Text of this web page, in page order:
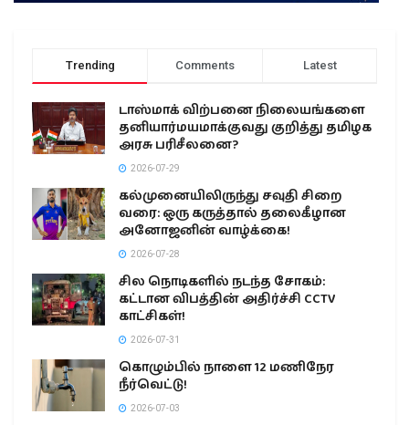
Trending Comments Latest
டாஸ்மாக் விற்பனை நிலையங்களை
தனியார்மயமாக்குவது குறித்து தமிழக
அரசு பரிசீலனை?
2026-07-29
கல்முனையிலிருந்து சவுதி சிறை
வரை: ஒரு கருத்தால் தலைகீழான
அனோஜனின் வாழ்க்கை!
2026-07-28
சில நொடிகளில் நடந்த சோகம்:
கட்டான விபத்தின் அதிர்ச்சி CCTV
காட்சிகள்!
2026-07-31
கொழும்பில் நாளை 12 மணிநேர
நீர்வெட்டு!
2026-07-03